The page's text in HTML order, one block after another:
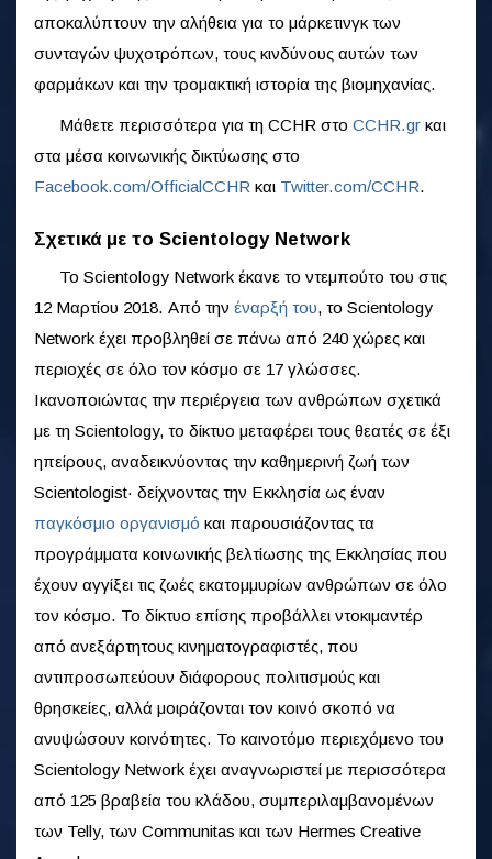
αποκαλύπτουν την αλήθεια για το μάρκετινγκ των
συνταγών ψυχοτρόπων, τους κινδύνους αυτών των
φαρμάκων και την τρομακτική ιστορία της βιομηχανίας.
Μάθετε περισσότερα για τη CCHR στο CCHR.gr και
στα μέσα κοινωνικής δικτύωσης στο
Facebook.com/OfficialCCHR και Twitter.com/CCHR.
Σχετικά με το Scientology Network
Το Scientology Network έκανε το ντεμπούτο του στις
12 Μαρτίου 2018. Από την έναρξή του, το Scientology
Network έχει προβληθεί σε πάνω από 240 χώρες και
περιοχές σε όλο τον κόσμο σε 17 γλώσσες.
Ικανοποιώντας την περιέργεια των ανθρώπων σχετικά
με τη Scientology, το δίκτυο μεταφέρει τους θεατές σε έξι
ηπείρους, αναδεικνύοντας την καθημερινή ζωή των
Scientologist· δείχνοντας την Εκκλησία ως έναν
παγκόσμιο οργανισμό και παρουσιάζοντας τα
προγράμματα κοινωνικής βελτίωσης της Εκκλησίας που
έχουν αγγίξει τις ζωές εκατομμυρίων ανθρώπων σε όλο
τον κόσμο. Το δίκτυο επίσης προβάλλει ντοκιμαντέρ
από ανεξάρτητους κινηματογραφιστές, που
αντιπροσωπεύουν διάφορους πολιτισμούς και
θρησκείες, αλλά μοιράζονται τον κοινό σκοπό να
ανυψώσουν κοινότητες. Το καινοτόμο περιεχόμενο του
Scientology Network έχει αναγνωριστεί με περισσότερα
από 125 βραβεία του κλάδου, συμπεριλαμβανομένων
των Telly, των Communitas και των Hermes Creative